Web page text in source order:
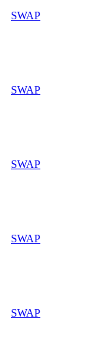
SWAP
SWAP
SWAP
SWAP
SWAP